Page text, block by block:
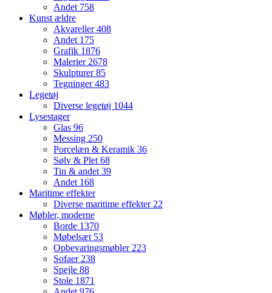
Andet 758
Kunst ældre
Akvareller408
Andet 175
Grafik 1876
Malerier2678
Skulpturer85
Tegninger483
Legetøj
Diverse legetøj 1044
Lysestager
Glas 96
Messing 250
Porcelæn & Keramik 36
Sølv & Plet68
Tin & andet39
Andet 168
Maritime effekter
Diverse maritime effekter22
Møbler, moderne
Borde 1370
Møbelsæt 53
Opbevaringsmøbler223
Sofaer238
Spejle 88
Stole 1871